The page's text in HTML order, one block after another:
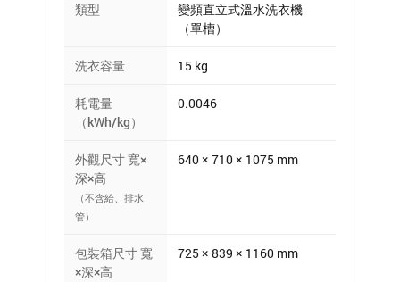
類型
變頻直立式溫水洗衣機
（單槽）
洗衣容量 15 kg
耗電量
（kWh/kg）
0.0046
外觀尺寸 寬×
深×高
（不含給、排水
管）
640 × 710 × 1075 mm
包裝箱尺寸 寬
×深×高
725 × 839 × 1160 mm